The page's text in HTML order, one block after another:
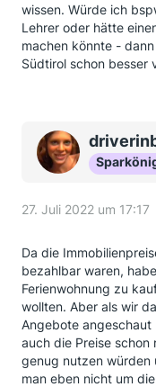
wissen. Würde ich
Lehrer oder hätte
machen könnte -
Südtirol schon besser
27. Juli 2022 um 17:17
Da die
bezahlbar waren,
Ferienwohnung zu
wollten. Aber als wir
Angebote
auch die Preise
genug nutzen würden
man eben nicht um